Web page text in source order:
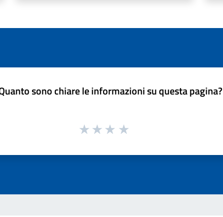
sono chiare le informazioni su questa pagina?